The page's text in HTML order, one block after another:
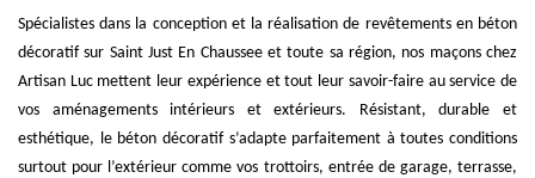
Spécialistes dans la conception et la réalisation de revêtements en béton
décoratif sur Saint Just En Chaussee et toute sa région, nos maçons chez
Artisan Luc mettent leur expérience et tout leur savoir-faire au service de
vos aménagements intérieurs et extérieurs. Résistant, durable et
esthétique, le béton décoratif s’adapte parfaitement à toutes conditions
surtout pour l’extérieur comme vos trottoirs, entrée de garage, terrasse,